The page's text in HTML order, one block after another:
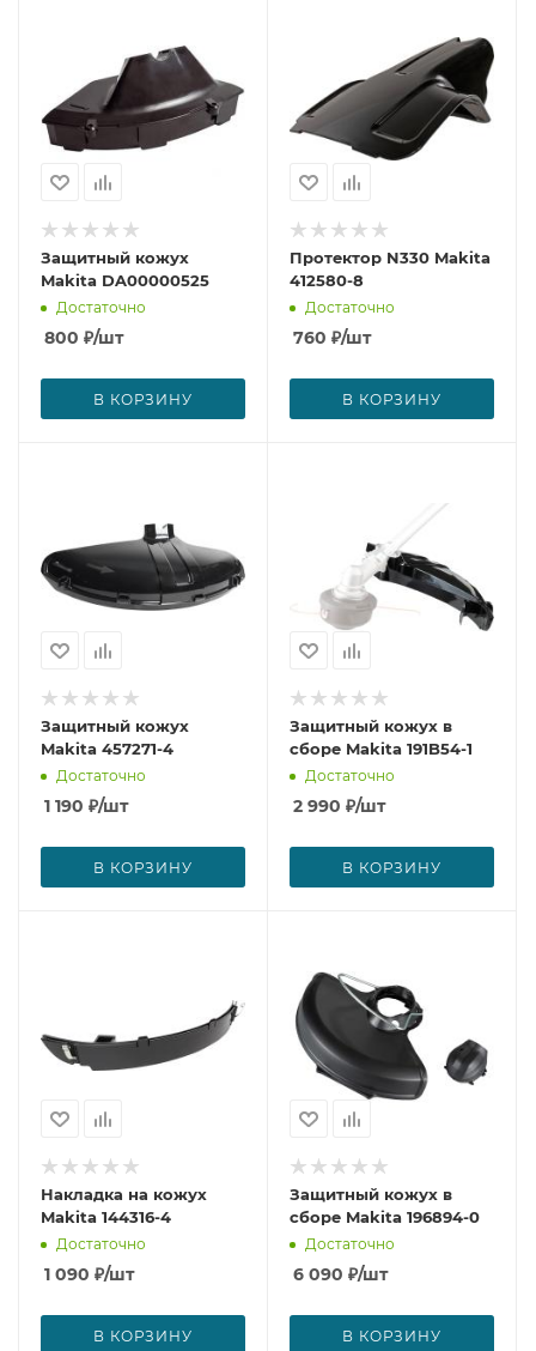
Защитный кожух
Makita DA00000525
Достаточно
800 ₽/шт
В КОРЗИНУ
Протектор N330 Makita
412580-8
Достаточно
760 ₽/шт
В КОРЗИНУ
Защитный кожух
Makita 457271-4
Достаточно
1 190 ₽/шт
В КОРЗИНУ
Защитный кожух в
сборе Makita 191B54-1
Достаточно
2 990 ₽/шт
В КОРЗИНУ
Накладка на кожух
Makita 144316-4
Достаточно
1 090 ₽/шт
В КОРЗИНУ
Защитный кожух в
сборе Makita 196894-0
Достаточно
6 090 ₽/шт
В КОРЗИНУ